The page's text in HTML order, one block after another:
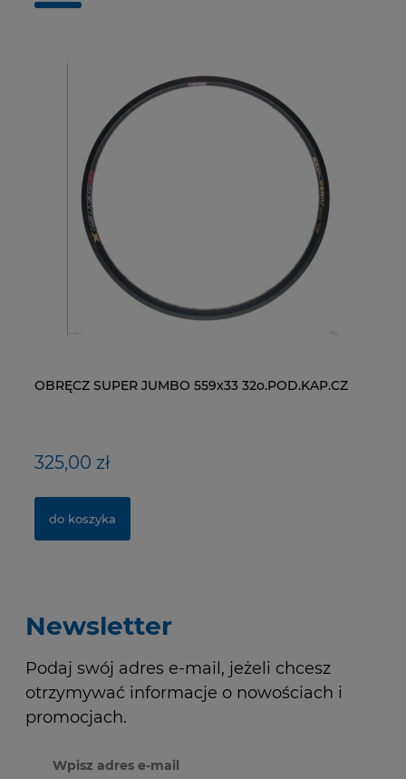
OBRĘCZ SUPER JUMBO 559x33 32o.POD.KAP.CZ
325,00 zł
do koszyka
ŁAŃCUCH KMC X9-93- 116 ogniw / 9- rzędowy +
40,00 zł
do koszyka
Newsletter
Podaj swój adres e-mail, jeżeli chcesz
otrzymywać informacje o nowościach i
promocjach.